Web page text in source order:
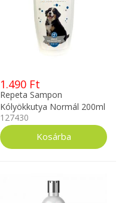
1.490 Ft
Repeta Sampon
Kólyökkutya Normál 200ml
127430